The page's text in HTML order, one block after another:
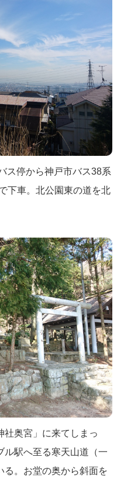
ス停から神戸市バス38系
下車。北公園東の道を北
社奥宮」に来てしまっ
ル駅へ至る寒天山道（一
る。お堂の奥から斜面を